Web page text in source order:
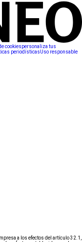
cookiespersonaliza tus
periodísticasUso responsable
a los efectos del artículo 32.1,